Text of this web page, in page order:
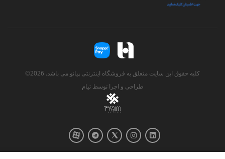
کلیه حقوق این سایت متعلق به فروشگاه اینترنتی پیانو می باشد. 2026©
طراحی و اجرا توسطتیام